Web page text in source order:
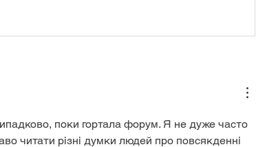
поки гортала форум. Я не дуже часто
читати різні думки людей про повсякденні